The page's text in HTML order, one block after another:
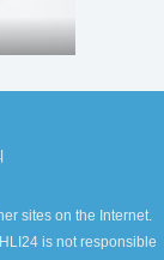
sites on the Internet.
is not responsible